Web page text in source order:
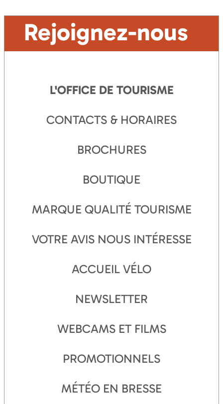
Rejoignez-nous
L'OFFICE DE TOURISME
CONTACTS & HORAIRES
BROCHURES
BOUTIQUE
MARQUE QUALITÉ TOURISME
VOTRE AVIS NOUS INTÉRESSE
ACCUEIL VÉLO
NEWSLETTER
WEBCAMS ET FILMS
PROMOTIONNELS
MÉTÉO EN BRESSE